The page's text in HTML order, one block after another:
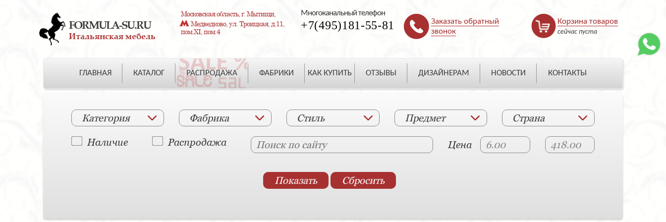
FORMULA-SU.RU
Итальянская мебель
Московская область, г. Мытищи,
Медведково, ул. Троицкая, д.11,
пом.XI, пом.4
Многоканальный телефон
+7(495)181-55-81
Заказать обратный
звонок
Корзина товаров
сейчас пуста
ГЛАВНАЯ КАТАЛОГ РАСПРОДАЖА ФАБРИКИ КАК КУПИТЬ ОТЗЫВЫ ДИЗАЙНЕРАМ НОВОСТИ КОНТАКТЫ
Категория Фабрика Стиль Предмет Страна
Наличие Распродажа Цена